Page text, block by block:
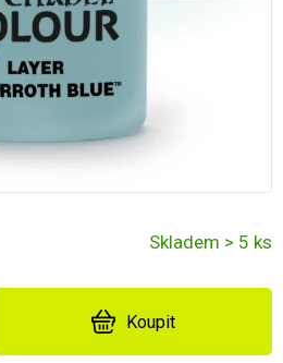
Skladem > 5 ks
Koupit